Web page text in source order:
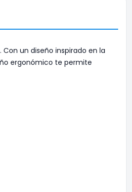
un diseño inspirado en la
ergonómico te permite